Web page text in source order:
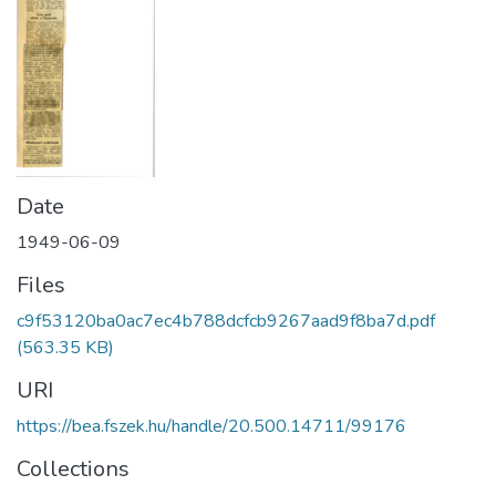
Date
1949-06-09
Files
c9f53120ba0ac7ec4b788dcfcb9267aad9f8ba7d.pdf
(563.35 KB)
URI
https://bea.fszek.hu/handle/20.500.14711/99176
Collections